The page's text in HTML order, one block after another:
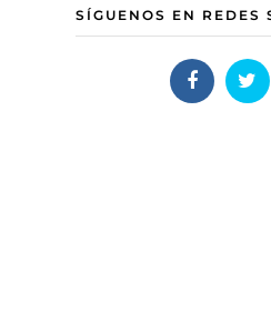
SÍGUENOS EN REDES